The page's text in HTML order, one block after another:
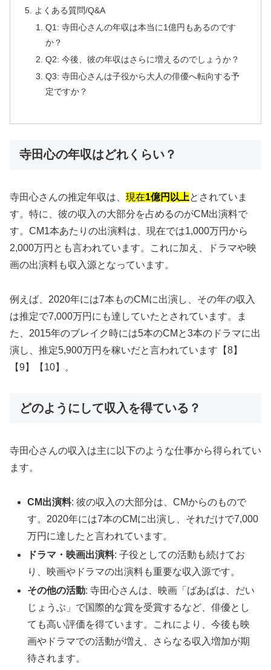
よくある質問/Q&A
Q1: 寺田心さんの年収は本当に1億円もあるのです
か？
Q2: 今後、彼の年収はさらに増えるのでしょうか？
Q3: 寺田心さんは子役から大人の俳優へ転向する予
定ですか？
寺田心の年収はどれくらい？
寺田心さんの推定年収は、 現在1億円以上とされていま
す。特に、彼の収入の大部分を占めるのがCM出演料で
す。CM1本あたりの出演料は、現在では1,000万円から
2,000万円とも言われています。これに加え、ドラマや映
画の出演料も収入源となっています。
例えば、2020年には7本ものCMに出演し、その年の収入
は推定で7,000万円にも達していたとされています。ま
た、2015年のブレイク時には5本のCMと3本のドラマに出
演し、推定5,900万円を稼いだと言われています【8】
【9】【10】。
どのようにして収入を得ている？
寺田心さんの収入は主に以下のような仕事から得られてい
ます。
CM出演料: 彼の収入の大部分は、CMからのもので
す。2020年には7本のCMに出演し、それだけで7,000
万円に達したと言われています。
ドラマ・映画出演料: 子役としての活動も続けてお
り、映画やドラマの出演料も重要な収入源です。
その他の活動: 寺田心さんは、映画「ばあばは、だい
じょうぶ」で国際的な賞を受賞するなど、俳優とし
ても高い評価を得ています。これにより、今後も映
画やドラマでの活動が増え、さらなる収入増加が期
待されます。